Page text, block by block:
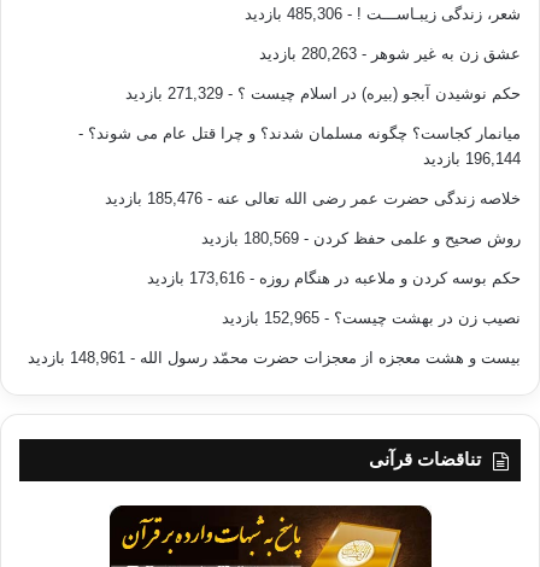
شعر، زندگی زیبـاســـت ! - 485,306 بازدید
عشق زن به غیر شوهر - 280,263 بازدید
حکم نوشیدن آبجو (بیره) در اسلام چیست ؟ - 271,329 بازدید
میانمار کجاست؟ چگونه مسلمان شدند؟ و چرا قتل عام می شوند؟ -
196,144 بازدید
خلاصه زندگی حضرت عمر رضی الله تعالی عنه - 185,476 بازدید
روش صحیح و علمی حفظ کردن - 180,569 بازدید
حکم بوسه کردن و ملاعبه در هنگام روزه - 173,616 بازدید
نصیب زن در بهشت چیست؟ - 152,965 بازدید
بیست و هشت معجزه از معجزات حضرت محمّد رسول الله - 148,961 بازدید
تناقضات قرآنی